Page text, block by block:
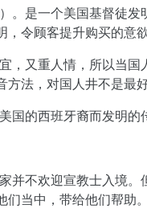
。是一个美国基督徒
令顾客提升购买的意
，又重人情，所以当
法，对国人井不是最好
国的西班牙裔而发明的
并不欢迎宣教士入境
当中，带给他们帮助